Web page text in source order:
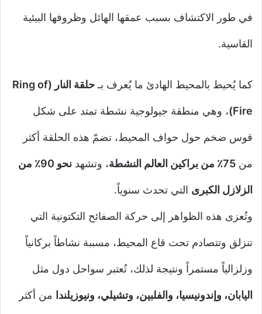
في طور الاكتشاف بسبب عمقها الهائل وظروفها البيئية
القاسية.
كما يُحيط بالمحيط الهادئ ما يُعرف بـ حلقة النار (Ring of
Fire) ، وهي منطقة جيولوجية نشطة تمتد على شكل
قوس ضخم حول حواف المحيط، تضمّ هذه الحلقة أكثر
من 75٪ من براكين العالم النشطة ، وتشهد نحو 90٪ من
الزلازل الكبرى التي تحدث سنوياً.
وتُعزى هذه الظواهر إلى حركة الصفائح التكتونية التي
تنزلق وتتصادم تحت قاع المحيط، مسببة نشاطاً بركانياً
وزلزالياً مستمراً ونتيجة لذلك، تُعتبر سواحل دول مثل
اليابان، وإندونيسيا، والفلبين، وتشيلي، ونيوزيلندا من أكثر